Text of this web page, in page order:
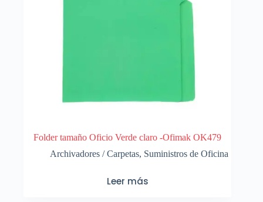
Folder tamaño Oficio Verde claro -Ofimak OK479
Archivadores / Carpetas, Suministros de Oficina
Leer más